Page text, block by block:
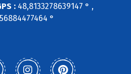
: 48,8133278639147 ° ,
°